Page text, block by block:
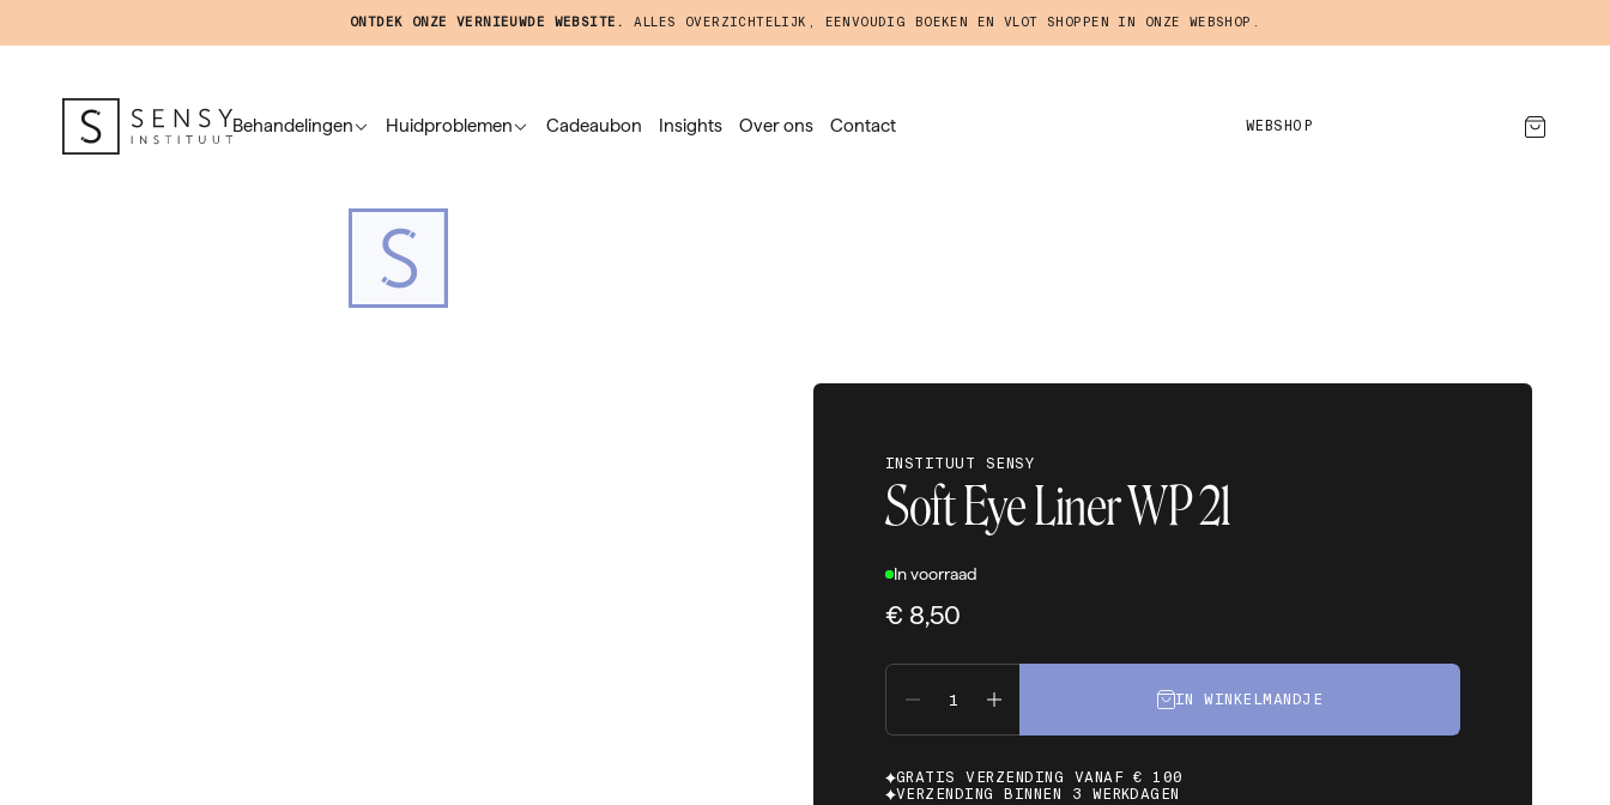
ONTDEK ONZE VERNIEUWDE WEBSITE. ALLES OVERZICHTELIJK, EENVOUDIG BOEKEN EN VLOT SHOPPEN IN ONZE WEBSHOP.
Behandelingen Huidproblemen Cadeaubon Insights Over ons Contact WEBSHOP
INSTITUUT SENSY
Soft Eye Liner WP 21
In voorraad
€ 8,50
IN WINKELMANDJE
GRATIS VERZENDING VANAF € 100
VERZENDING BINNEN 3 WERKDAGEN